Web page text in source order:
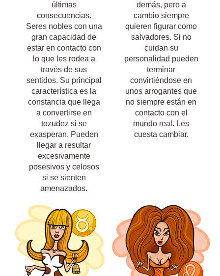
últimas
consecuencias.
Seres nobles con una
gran capacidad de
estar en contacto con
lo que les rodea a
través de sus
sentidos. Su principal
característica es la
constancia que llega
a convertirse en
tozudez si se
exasperan. Pueden
llegar a resultar
excesivamente
posesivos y celosos
si se sienten
amenazados.
demás, pero a
cambio siempre
quieren figurar como
salvadores. Si no
cuidan su
personalidad pueden
terminar
convirtiéndose en
unos arrogantes que
no siempre están en
contacto con el
mundo real. Les
cuesta cambiar.